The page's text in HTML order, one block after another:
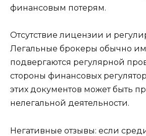
финансовым потерям.
Отсутствие лицензии и
Легальные брокеры обычно
подвергаются регулярной
стороны финансовых
этих документов может быть
нелегальной деятельности.
Негативные отзывы: если